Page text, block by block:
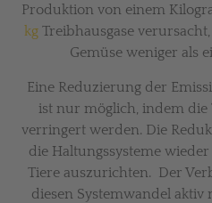
Produktion von einem
kgTreibhausgase
Gemüse weniger als
Eine Reduzierung der
ist nur möglich, indem die
verringert werden. Die
die Haltungssysteme
Tiere auszurichten. Der
diesen Systemwandel